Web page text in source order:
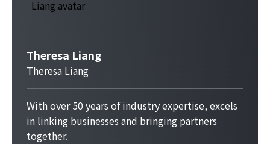
Theresa Liang
Theresa Liang
With over 50 years of industry expertise, excels
in linking businesses and bringing partners
together.